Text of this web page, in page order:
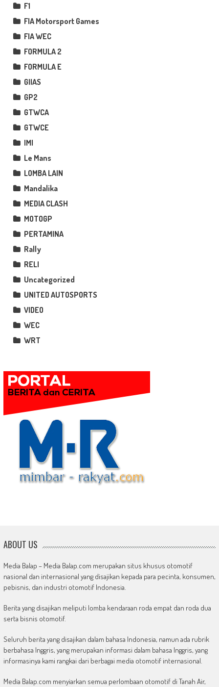
F1
FIA Motorsport Games
FIA WEC
FORMULA 2
FORMULA E
GIIAS
GP2
GTWCA
GTWCE
IMI
Le Mans
LOMBA LAIN
Mandalika
MEDIA CLASH
MOTOGP
PERTAMINA
Rally
RELI
Uncategorized
UNITED AUTOSPORTS
VIDEO
WEC
WRT
ABOUT US
Media Balap – Media Balap.com merupakan situs khusus otomotif
nasional dan internasional yang disajikan kepada para pecinta, konsumen,
pebisnis, dan industri otomotif Indonesia.
Berita yang disajikan meliputi lomba kendaraan roda empat dan roda dua
serta bisnis otomotif.
Seluruh berita yang disajikan dalam bahasa Indonesia, namun ada rubrik
berbahasa Inggris, yang merupakan informasi dalam bahasa Inggris, yang
informasinya kami rangkai dari berbagai media otomotif internasional.
Media Balap.com menyiarkan semua perlombaan otomotif di Tanah Air,